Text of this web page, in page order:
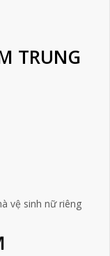
TRUNG
vệ sinh nữ riêng